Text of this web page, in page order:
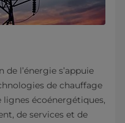
l’énergie s’appuie
de chauffage
lignes écoénergétiques,
de services et de